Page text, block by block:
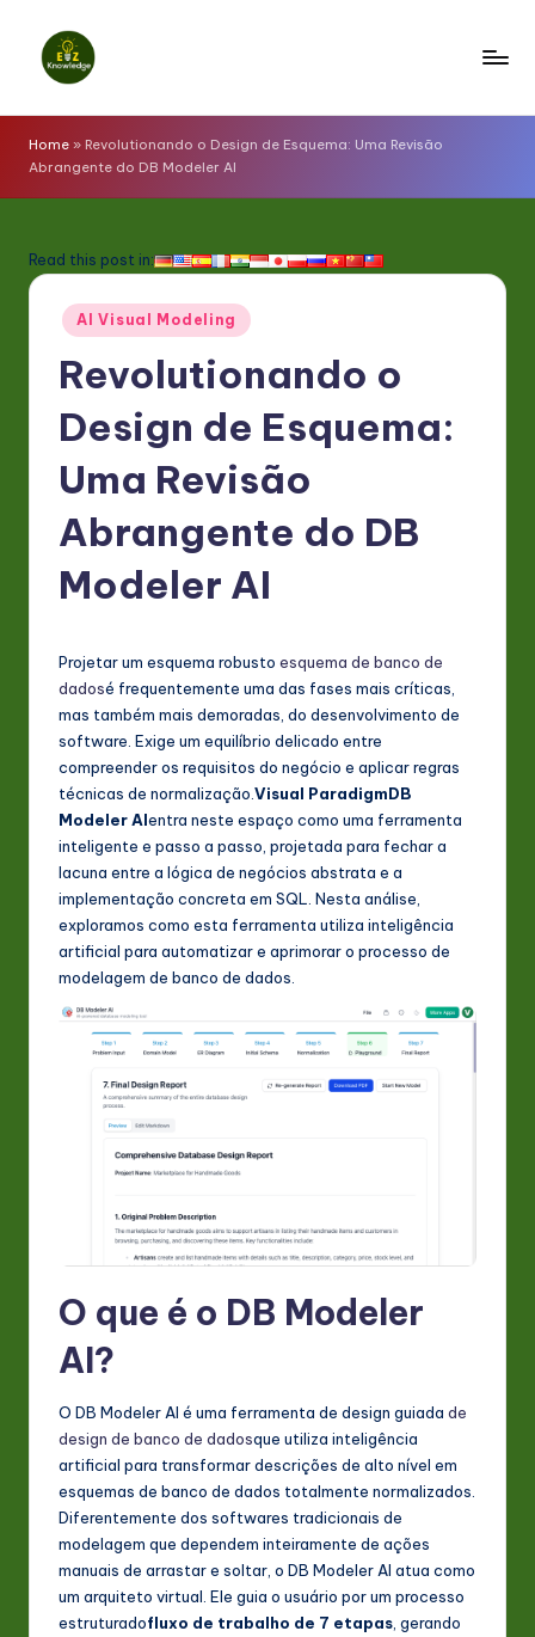
z
K
o
w
P
L
ft
w
In
Home » Revolutionando o Design de Esquema: Uma Revisão
Abrangente do DB Modeler AI
Read this post in:
Posted
in
AI Visual Modeling
Revolutionando o
Design de Esquema:
Uma Revisão
Abrangente do DB
Modeler AI
Projetar um esquema robusto esquema de banco de
dadosé frequentemente uma das fases mais críticas,
mas também mais demoradas, do desenvolvimento de
software. Exige um equilíbrio delicado entre
compreender os requisitos do negócio e aplicar regras
técnicas de normalização. Visual ParadigmDB
Modeler AIentra neste espaço como uma ferramenta
inteligente e passo a passo, projetada para fechar a
lacuna entre a lógica de negócios abstrata e a
implementação concreta em SQL. Nesta análise,
exploramos como esta ferramenta utiliza inteligência
artificial para automatizar e aprimorar o processo de
modelagem de banco de dados.
O que é o DB Modeler
AI?
O DB Modeler AI é uma ferramenta de design guiada de
design de banco de dadosque utiliza inteligência
artificial para transformar descrições de alto nível em
esquemas de banco de dados totalmente normalizados.
Diferentemente dos softwares tradicionais de
modelagem que dependem inteiramente de ações
manuais de arrastar e soltar, o DB Modeler AI atua como
um arquiteto virtual. Ele guia o usuário por um processo
estruturadofluxo de trabalho de 7 etapas , gerando